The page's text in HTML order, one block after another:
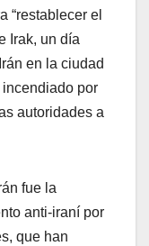
“restablecer el
Irak, un día
en la ciudad
por
autoridades a
fue la
anti-iraní por
que han